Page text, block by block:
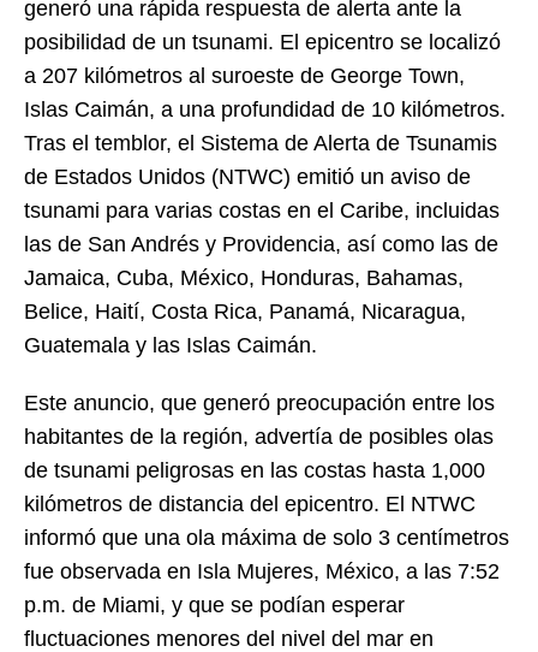
generó una rápida respuesta de alerta ante la
posibilidad de un tsunami. El epicentro se localizó
a 207 kilómetros al suroeste de George Town,
Islas Caimán, a una profundidad de 10 kilómetros.
Tras el temblor, el Sistema de Alerta de Tsunamis
de Estados Unidos (NTWC) emitió un aviso de
tsunami para varias costas en el Caribe, incluidas
las de San Andrés y Providencia, así como las de
Jamaica, Cuba, México, Honduras, Bahamas,
Belice, Haití, Costa Rica, Panamá, Nicaragua,
Guatemala y las Islas Caimán.
Este anuncio, que generó preocupación entre los
habitantes de la región, advertía de posibles olas
de tsunami peligrosas en las costas hasta 1,000
kilómetros de distancia del epicentro. El NTWC
informó que una ola máxima de solo 3 centímetros
fue observada en Isla Mujeres, México, a las 7:52
p.m. de Miami, y que se podían esperar
fluctuaciones menores del nivel del mar en